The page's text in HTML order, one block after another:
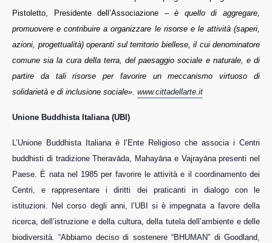
Pistoletto, Presidente dell’Associazione –è quello di aggregare,
promuovere e contribuire a organizzare le risorse e le attività (saperi,
azioni, progettualità) operanti sul territorio biellese, il cui denominatore
comune sia la cura della terra, del paesaggio sociale e naturale, e di
partire da tali risorse per favorire un meccanismo virtuoso di
solidarietà e di inclusione sociale». www.cittadellarte.it
Unione Buddhista Italiana (UBI)
L’Unione Buddhista Italiana è l’Ente Religioso che associa i Centri
buddhisti di tradizione Theravāda, Mahayāna e Vajrayāna presenti nel
Paese. È nata nel 1985 per favorire le attività e il coordinamento dei
Centri, e rappresentare i diritti dei praticanti in dialogo con le
istituzioni. Nel corso degli anni, l’UBI si è impegnata a favore della
ricerca, dell’istruzione e della cultura, della tutela dell’ambiente e delle
biodiversità. “Abbiamo deciso di sostenere “BHUMAN” di Goodland,